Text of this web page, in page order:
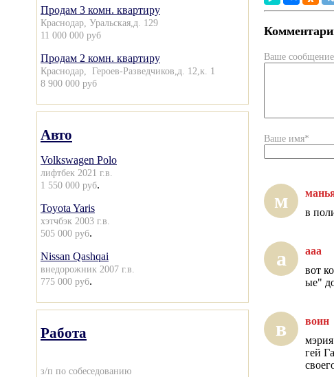
Продам 3 комн. квартиру
Краснодар, Уральская,д. 129
11 000 000 руб
Продам 2 комн. квартиру
Краснодар, Героев-Разведчиков,д. 12,к. 1
8 900 000 руб
Авто
Volkswagen Polo
лифтбек 2021 г.в.
1 550 000 руб.
Toyota Yaris
хэтчбэк 2003 г.в.
505 000 руб.
Nissan Qashqai
внедорожник 2007 г.в.
775 000 руб.
Работа
з/п по собеседованию
Ваше
Ваше имя*
м
в
а ааа
вот
ые"
в воин
гей